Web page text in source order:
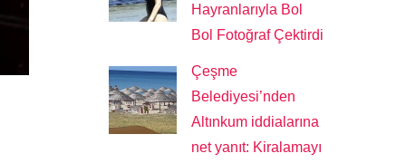
Hayranlarıyla Bol
Bol Fotoğraf Çektirdi
Çeşme
Belediyesi’nden
Altınkum iddialarına
net yanıt: Kiralamayı